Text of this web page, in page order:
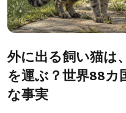
外に出る飼い猫は
を運ぶ？世界88カ
な事実